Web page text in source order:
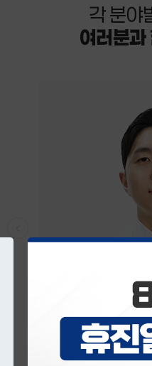
아 도수물리치료 센터장의 운영 아래
료 제공 중에 있습니다.각 분야
여러분과